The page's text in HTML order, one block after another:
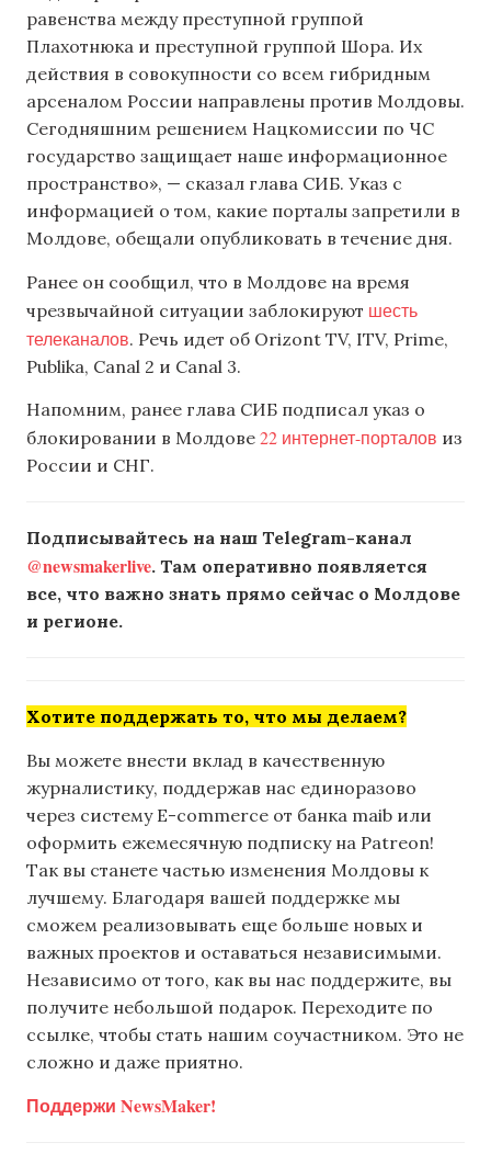
равенства между преступной группой
Плахотнюка и преступной группой Шора. Их
действия в совокупности со всем гибридным
арсеналом России направлены против Молдовы.
Сегодняшним решением Нацкомиссии по ЧС
государство защищает наше информационное
пространство», — сказал глава СИБ. Указ с
информацией о том, какие порталы запретили в
Молдове, обещали опубликовать в течение дня.
Ранее он сообщил, что в Молдове на время
чрезвычайной ситуации заблокируют шесть
телеканалов. Речь идет об Orizont TV, ITV, Prime,
Publika, Canal 2 и Canal 3.
Напомним, ранее глава СИБ подписал указ о
блокировании в Молдове 22 интернет-порталов из
России и СНГ.
Подписывайтесь на наш Telegram-канал
@newsmakerlive. Там оперативно появляется
все, что важно знать прямо сейчас о Молдове
и регионе.
Хотите поддержать то, что мы делаем?
Вы можете внести вклад в качественную
журналистику, поддержав нас единоразово
через систему E-commerce от банка maib или
оформить ежемесячную подписку на Patreon!
Так вы станете частью изменения Молдовы к
лучшему. Благодаря вашей поддержке мы
сможем реализовывать еще больше новых и
важных проектов и оставаться независимыми.
Независимо от того, как вы нас поддержите, вы
получите небольшой подарок. Переходите по
ссылке, чтобы стать нашим соучастником. Это не
сложно и даже приятно.
Поддержи NewsMaker!